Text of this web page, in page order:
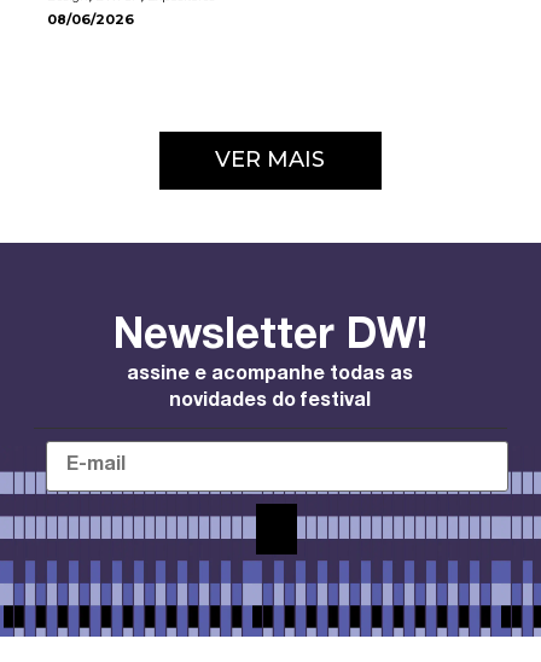
08/06/2026
VER MAIS
Newsletter DW!
assine e acompanhe todas as
novidades do festival